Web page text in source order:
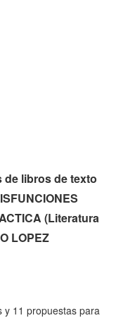
libros de texto
(Literatura
LOPEZ
y 11 propuestas para